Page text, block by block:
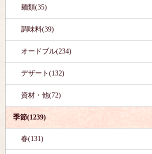
麺類(35)
調味料(39)
オードブル(234)
デザート(132)
資材・他(72)
季節(1239)
春(131)